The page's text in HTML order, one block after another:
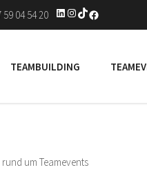
59 04 54 20 LinkedIn
Instagram
TikTokFacebook
TEAMBUILDING
um Teamevents